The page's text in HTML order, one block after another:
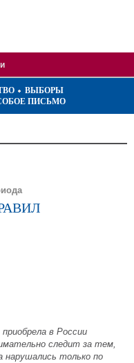
ВЫБОРЫ
ПИСЬМО
в России
следит за тем,
только по